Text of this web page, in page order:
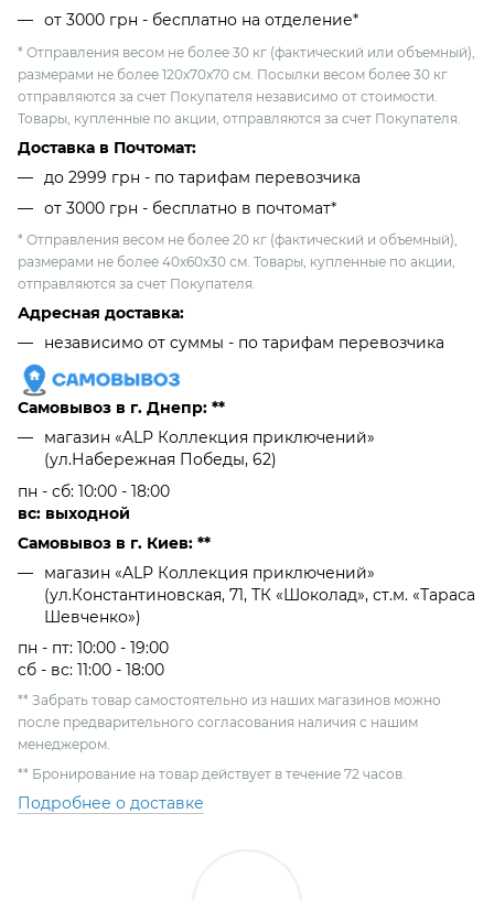
от 3000 грн - бесплатно на отделение*
* Отправления весом не более 30 кг (фактический или объемный),
размерами не более 120х70х70 см. Посылки весом более 30 кг
отправляются за счет Покупателя независимо от стоимости.
Товары, купленные по акции, отправляются за счет Покупателя.
Доставка в Почтомат:
до 2999 грн - по тарифам перевозчика
от 3000 грн - бесплатно в почтомат*
* Отправления весом не более 20 кг (фактический и объемный),
размерами не более 40х60х30 см. Товары, купленные по акции,
отправляются за счет Покупателя.
Адресная доставка:
независимо от cуммы - по тарифам перевозчика
Самовывоз в г. Днепр: **
магазин «ALP Коллекция приключений»
(ул.Набережная Победы, 62)
пн - сб: 10:00 - 18:00
вс: выходной
Самовывоз в г. Киев: **
магазин «ALP Коллекция приключений»
(ул.Константиновская, 71, ТК «Шоколад», ст.м. «Тараса
Шевченко»)
пн - пт: 10:00 - 19:00
сб - вс: 11:00 - 18:00
** Забрать товар самостоятельно из наших магазинов можно
после предварительного согласования наличия с нашим
менеджером.
** Бронирование на товар действует в течение 72 часов.
Подробнее о доставке